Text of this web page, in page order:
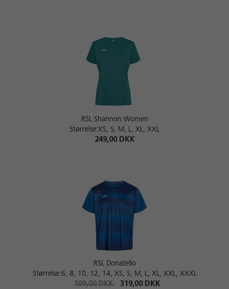
RSL Shannon Women
Størrelse:XS, S, M, L, XL, XXL
249,00 DKK
RSL Donatello
Størrelse:6, 8, 10, 12, 14, XS, S, M, L, XL, XXL, XXXL
399,00 DKK
319,00 DKK